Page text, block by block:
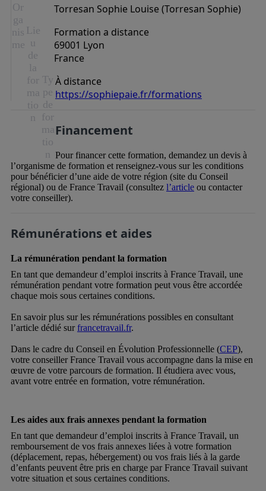
Or
ga
nis
me
Torresan Sophie Louise (Torresan Sophie)
Lie
u
de
la
for
ma
tio
n
Formation a distance
69001 Lyon
France
Ty
pe
de
for
ma
tio
n
À distance
https://sophiepaie.fr/formations
Financement
Pour financer cette formation, demandez un devis à
l’organisme de formation et renseignez-vous sur les conditions
pour bénéficier d’une aide de votre région (site du Conseil
régional) ou de France Travail (consultez l’article ou contacter
votre conseiller).
Rémunérations et aides
La rémunération pendant la formation
En tant que demandeur d’emploi inscrits à France Travail, une
rémunération pendant votre formation peut vous être accordée
chaque mois sous certaines conditions.
En savoir plus sur les rémunérations possibles en consultant
l’article dédié surfrancetravail.fr.
Dans le cadre du Conseil en Évolution Professionnelle (CEP),
votre conseiller France Travail vous accompagne dans la mise en
œuvre de votre parcours de formation. Il étudiera avec vous,
avant votre entrée en formation, votre rémunération.
Les aides aux frais annexes pendant la formation
En tant que demandeur d’emploi inscrits à France Travail, un
remboursement de vos frais annexes liées à votre formation
(déplacement, repas, hébergement) ou vos frais liés à la garde
d’enfants peuvent être pris en charge par France Travail suivant
votre situation et sous certaines conditions.